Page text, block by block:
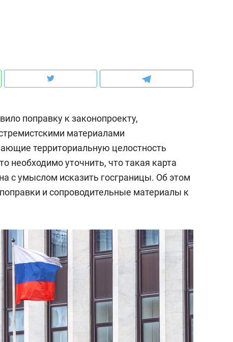
поправку к законопроекту,
материалами
территориальную целостность
необходимо уточнить, что такая карта
с умыслом исказить госграницы. Об этом
и сопроводительные материалы к
и
до квартиры и Face
Опыт выживания в дикой
состоянием как основа
антихрупких команд